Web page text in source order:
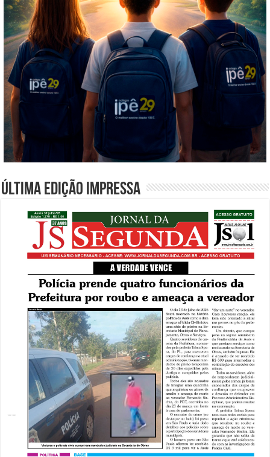
Última edição impressa